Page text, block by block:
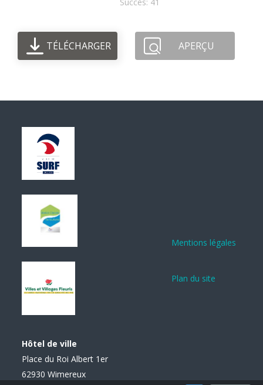
TÉLÉCHARGER APERÇU
Hôtel de ville
Place du Roi Albert 1er
62930 Wimereux
Mentions légales
Plan du site